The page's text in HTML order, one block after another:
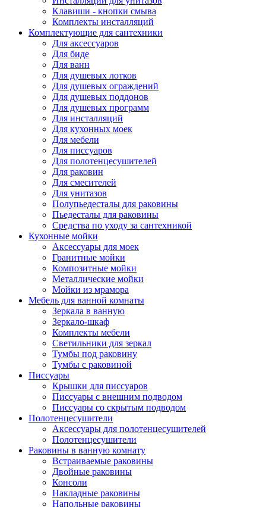
Клавиши - кнопки смыва
Комплекты инсталляций
Комплектующие для сантехники
Для аксессуаров
Для биде
Для ванн
Для душевых лотков
Для душевых ограждений
Для душевых поддонов
Для душевых программ
Для инсталляций
Для кухонных моек
Для мебели
Для писсуаров
Для полотенцесушителей
Для раковин
Для смесителей
Для унитазов
Полупьедесталы для раковины
Пьедесталы для раковины
Средства по уходу за сантехникой
Кухонные мойки
Аксессуары для моек
Гранитные мойки
Композитные мойки
Металлические мойки
Мойки из мрамора
Мебель для ванной комнаты
Зеркала в ванную
Зеркало-шкаф
Комплекты мебели
Светильники для зеркал
Тумбы под раковину
Тумбы с раковиной
Писсуары
Крышки для писсуаров
Писсуары с внешним подводом
Писсуары со скрытым подводом
Полотенцесушители
Аксессуары для полотенцесушителей
Полотенцесушители
Раковины в ванную комнату
Встраиваемые раковины
Двойные раковины
Консоли
Накладные раковины
Напольные раковины